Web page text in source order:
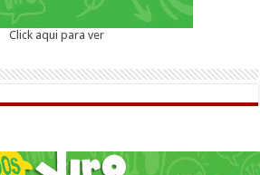
Click aqui para ver